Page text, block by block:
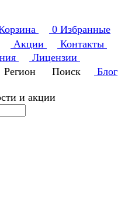
0 Избранные
Акции
Контакты
Лицензии
Регион Поиск
Блог
и акции